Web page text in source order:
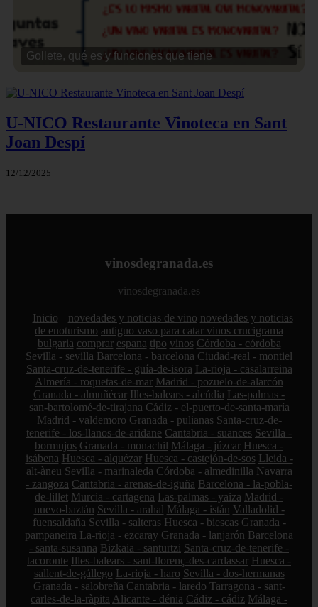
Gollete, qué es y funciones que tiene
U-NICO Restaurante Vinoteca en Sant
Joan Despí
12/12/2025
vinosdegranada.es
vinosdegranada.es
Inicio novedades y noticias de vino novedades y noticias
de enoturismo antiguo vaso para catar vinos crucigrama
bulgaria comprar espana tipo vinos Córdoba - córdoba
Sevilla - sevilla Barcelona - barcelona Ciudad-real - montiel
Santa-cruz-de-tenerife - guía-de-isora La-rioja - casalarreina
Almería - roquetas-de-mar Madrid - pozuelo-de-alarcón
Granada - almuñécar Illes-balears - alcúdia Las-palmas -
san-bartolomé-de-tirajana Cádiz - el-puerto-de-santa-maría
Madrid - valdemoro Granada - pulianas Santa-cruz-de-
tenerife - los-llanos-de-aridane Cantabria - suances Sevilla -
bormujos Granada - monachil Málaga - júzcar Huesca -
isábena Huesca - alquézar Huesca - castejón-de-sos Lleida -
alt-àneu Sevilla - marinaleda Córdoba - almedinilla Navarra
- zangoza Cantabria - arenas-de-iguña Barcelona - la-pobla-
de-lillet Murcia - cartagena Las-palmas - yaiza Madrid -
nuevo-baztán Sevilla - arahal Málaga - istán Valladolid -
fuensaldaña Sevilla - salteras Huesca - biescas Granada -
pampaneira La-rioja - ezcaray Granada - lanjarón Barcelona
- santa-susanna Bizkaia - santurtzi Santa-cruz-de-tenerife -
tacoronte Illes-balears - sant-llorenç-des-cardassar Huesca -
sallent-de-gállego La-rioja - haro Sevilla - dos-hermanas
Granada - salobreña Cantabria - laredo Tarragona - sant-
carles-de-la-ràpita Alicante - dénia Cádiz - cádiz Málaga -